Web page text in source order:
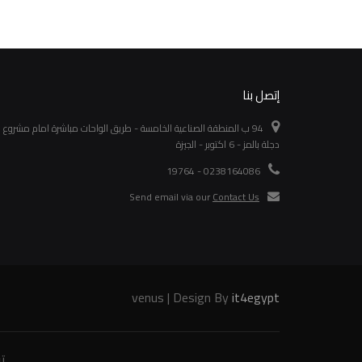
إتصل بنا
94 ب المنطقة الصناعية الخامسة - طريق الواحات مباشرة امام مشروع
دجلة بالمز - 6 اكتوبر - الجيزة
0238164086 - 19764
Send email via ourContact Us
venus | Design Byit4egypt